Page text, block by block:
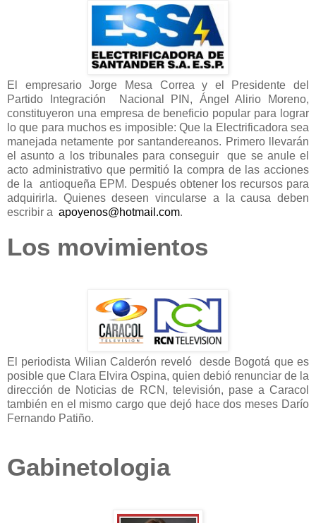
El empresario Jorge Mesa Correa y el Presidente del
Partido Integración Nacional PIN, Ángel Alirio Moreno,
constituyeron una empresa de beneficio popular para lograr
lo que para muchos es imposible: Que la Electrificadora sea
manejada netamente por santandereanos. Primero llevarán
el asunto a los tribunales para conseguir que se anule el
acto administrativo que permitió la compra de las acciones
de la antioqueña EPM. Después obtener los recursos para
adquirirla. Quienes deseen vincularse a la causa deben
escribir a apoyenos@hotmail.com.
Los movimientos
El periodista Wilian Calderón reveló desde Bogotá que es
posible que Clara Elvira Ospina, quien debió renunciar de la
dirección de Noticias de RCN, televisión, pase a Caracol
también en el mismo cargo que dejó hace dos meses Darío
Fernando Patiño.
Gabinetologia